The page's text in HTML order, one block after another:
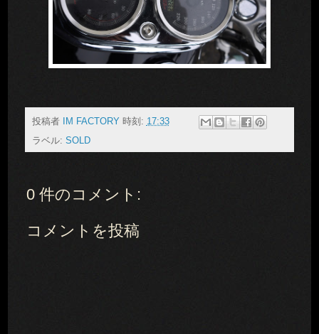
投稿者 IM FACTORY 時刻: 17:33
ラベル: SOLD
0 件のコメント:
コメントを投稿